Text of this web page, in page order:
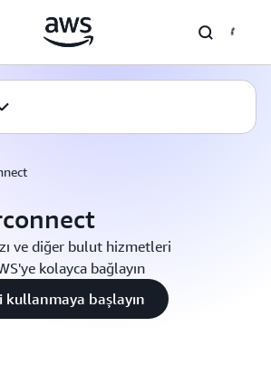
ve diğer bulut hizmetleri
kolayca bağlayın
başlayın